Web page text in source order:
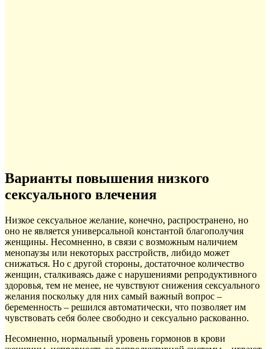
Варианты повышения низкого
сексуального влечения
Низкое сексуальное желание, конечно, распространено, но
оно не является универсальной константой благополучия
женщины. Несомненно, в связи с возможным наличием
менопаузы или некоторых расстройств, либидо может
снижаться. Но с другой стороны, достаточное количество
женщин, сталкиваясь даже с нарушениями репродуктивного
здоровья, тем не менее, не чувствуют снижения сексуального
желания поскольку для них самый важный вопрос –
беременность – решился автоматически, что позволяет им
чувствовать себя более свободно и сексуально раскованно.
Несомненно, нормальный уровень гормонов в крови